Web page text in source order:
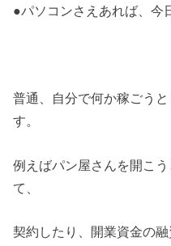
●パソコンさえあれば、今
普通、自分で何か稼ごう
す。
例えばパン屋さんを開こ
て、
契約したり、開業資金の